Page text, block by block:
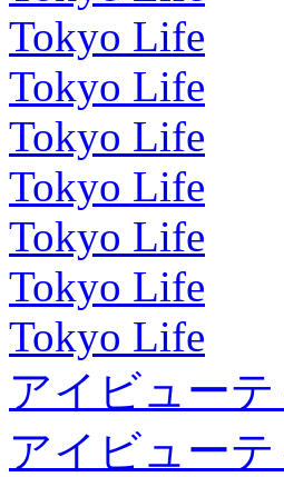
Tokyo Life
Tokyo Life
Tokyo Life
Tokyo Life
Tokyo Life
Tokyo Life
Tokyo Life
アイビュー
アイビュー